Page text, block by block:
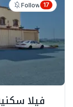
Follow 17